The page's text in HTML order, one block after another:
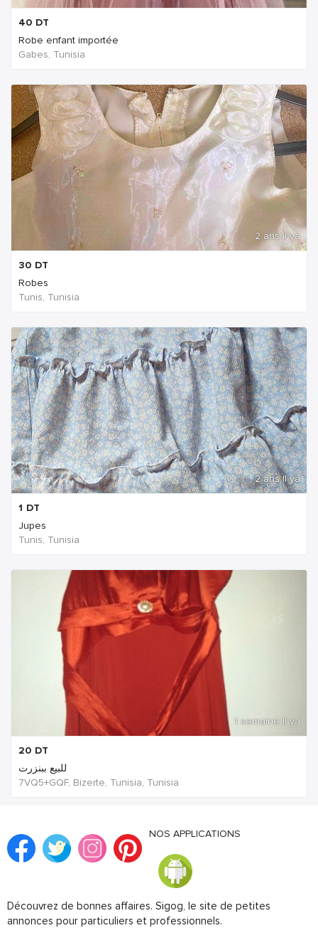
40 DT
Robe enfant importée
Gabes, Tunisia
2 ans Il ya
30 DT
Robes
Tunis, Tunisia
2 ans Il ya
1 DT
Jupes
Tunis, Tunisia
1 semaine Il ya
20 DT
للبيع ببنزرت
7VQ5+GQF, Bizerte, Tunisia, Tunisia
NOS APPLICATIONS
Découvrez de bonnes affaires. Sigog, le site de petites
annonces pour particuliers et professionnels.